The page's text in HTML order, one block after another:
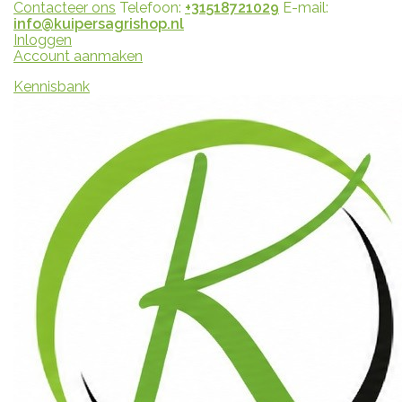
Contacteer ons Telefoon: +31518721029 E-mail:
info@kuipersagrishop.nl
Inloggen
Account aanmaken
Kennisbank